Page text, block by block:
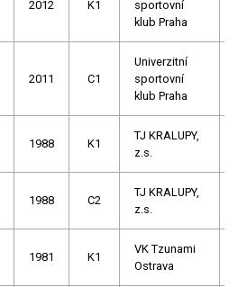
2012 K1
sportovní
klub Praha
2011 C1
Univerzitní
sportovní
klub Praha
1988 K1
TJ KRALUPY,
z.s.
1988 C2
TJ KRALUPY,
z.s.
1981 K1
VK Tzunami
Ostrava